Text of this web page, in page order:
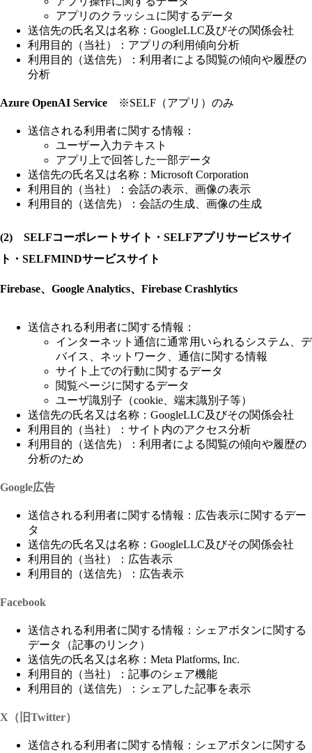
アプリのクラッシュに関するデータ
送信先の氏名又は名称：GoogleLLC及びその関係会社
利用目的（当社）：アプリの利用傾向分析
利用目的（送信先）：利用者による閲覧の傾向や履歴の
分析
Azure OpenAI Service ※SELF（アプリ）のみ
送信される利用者に関する情報：
ユーザー入力テキスト
アプリ上で回答した一部データ
送信先の氏名又は名称：Microsoft Corporation
利用目的（当社）：会話の表示、画像の表示
利用目的（送信先）：会話の生成、画像の生成
(2) SELFコーポレートサイト・SELFアプリサービスサイ
ト・SELFMINDサービスサイト
Firebase、Google Analytics、Firebase Crashlytics
送信される利用者に関する情報：
インターネット通信に通常用いられるシステム、デ
バイス、ネットワーク、通信に関する情報
サイト上での行動に関するデータ
閲覧ページに関するデータ
ユーザ識別子（cookie、端末識別子等）
送信先の氏名又は名称：GoogleLLC及びその関係会社
利用目的（当社）：サイト内のアクセス分析
利用目的（送信先）：利用者による閲覧の傾向や履歴の
分析のため
Google広告
送信される利用者に関する情報：広告表示に関するデー
タ
送信先の氏名又は名称：GoogleLLC及びその関係会社
利用目的（当社）：広告表示
利用目的（送信先）：広告表示
Facebook
送信される利用者に関する情報：シェアボタンに関する
データ（記事のリンク）
送信先の氏名又は名称：Meta Platforms, Inc.
利用目的（当社）：記事のシェア機能
利用目的（送信先）：シェアした記事を表示
X（旧Twitter）
送信される利用者に関する情報：シェアボタンに関する